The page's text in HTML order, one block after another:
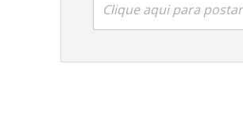
Clique aqui para